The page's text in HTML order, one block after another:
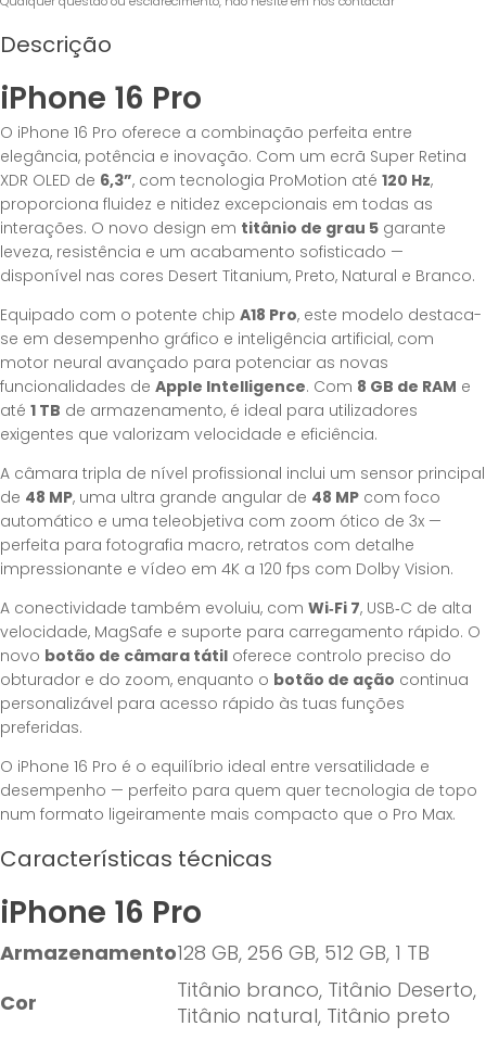
Descrição
iPhone 16 Pro
O iPhone 16 Pro oferece a combinação perfeita entre
elegância, potência e inovação. Com um ecrã Super Retina
XDR OLED de 6,3”, com tecnologia ProMotion até 120 Hz,
proporciona fluidez e nitidez excepcionais em todas as
interações. O novo design em titânio de grau 5 garante
leveza, resistência e um acabamento sofisticado —
disponível nas cores Desert Titanium, Preto, Natural e Branco.
Equipado com o potente chip A18 Pro, este modelo destaca-
se em desempenho gráfico e inteligência artificial, com
motor neural avançado para potenciar as novas
funcionalidades de Apple Intelligence. Com 8 GB de RAM e
até 1 TB de armazenamento, é ideal para utilizadores
exigentes que valorizam velocidade e eficiência.
A câmara tripla de nível profissional inclui um sensor principal
de 48 MP, uma ultra grande angular de 48 MP com foco
automático e uma teleobjetiva com zoom ótico de 3x —
perfeita para fotografia macro, retratos com detalhe
impressionante e vídeo em 4K a 120 fps com Dolby Vision.
A conectividade também evoluiu, com Wi‑Fi 7, USB‑C de alta
velocidade, MagSafe e suporte para carregamento rápido. O
novo botão de câmara tátil oferece controlo preciso do
obturador e do zoom, enquanto o botão de ação continua
personalizável para acesso rápido às tuas funções
preferidas.
O iPhone 16 Pro é o equilíbrio ideal entre versatilidade e
desempenho — perfeito para quem quer tecnologia de topo
num formato ligeiramente mais compacto que o Pro Max.
Características técnicas
iPhone 16 Pro
Armazenamento128 GB, 256 GB, 512 GB, 1 TB
Cor
Titânio branco, Titânio Deserto,
Titânio natural, Titânio preto